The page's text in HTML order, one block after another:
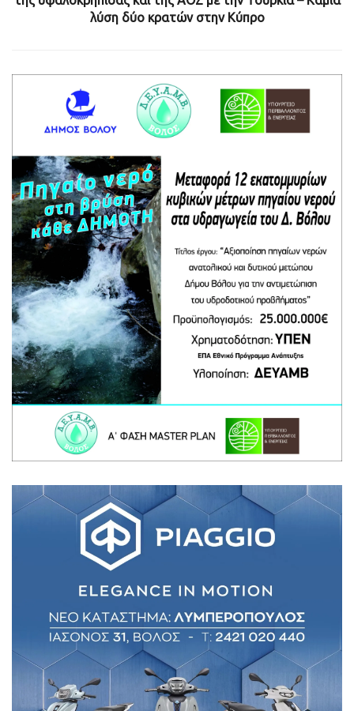
λύση δύο κρατών στην Κύπρο